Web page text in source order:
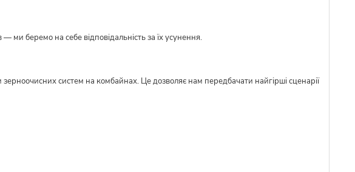
ми беремо на себе відповідальність за їх усунення.
систем на комбайнах. Це дозволяє нам передбачати найгірші сценарії